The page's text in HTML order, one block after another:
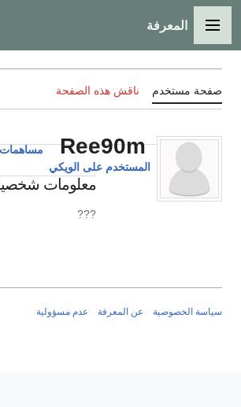
القائمة الرئيسية
المعرفة
صفحة مستخدم ناقش هذه الصفحة
Ree90m مساهمات
المستخدم على الويكي
معلومات
???
سياسة الخصوصية عن المعرفة عدم مسؤولية